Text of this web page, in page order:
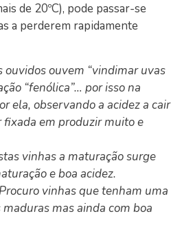
de 20ºC), pode passar-se
a perderem rapidamente
ouvem “vindimar uvas
“fenólica”… por isso na
ela, observando a acidez a cair
em produzir muito e
vinhas a maturação surge
e boa acidez.
vinhas que tenham uma
mas ainda com boa